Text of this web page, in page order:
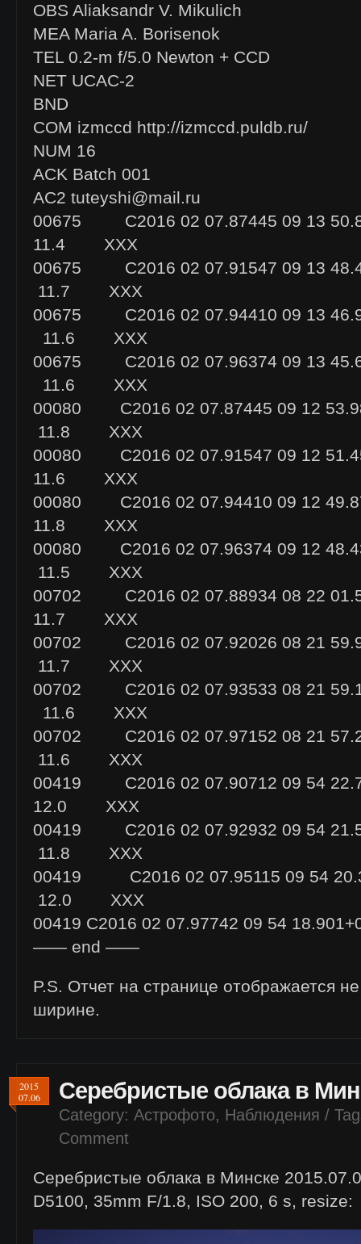
OBS Aliaksandr V. Mikulich
MEA Maria A. Borisenok
TEL 0.2-m f/5.0 Newton + CCD
NET UCAC-2
BND
COM izmccd http://izmccd.puldb.ru/
NUM 16
ACK Batch 001
AC2 tuteyshi@mail.ru
00675 C2016 02 07.87445 09 13
11.4 XXX
00675 C2016 02 07.91547 09 13
11.7 XXX
00675 C2016 02 07.94410 09 13
11.6 XXX
00675 C2016 02 07.96374 09 13
11.6 XXX
00080 C2016 02 07.87445 09 12
11.8 XXX
00080 C2016 02 07.91547 09 12
11.6 XXX
00080 C2016 02 07.94410 09 12
11.8 XXX
00080 C2016 02 07.96374 09 12
11.5 XXX
00702 C2016 02 07.88934 08 22
11.7 XXX
00702 C2016 02 07.92026 08 21
11.7 XXX
00702 C2016 02 07.93533 08 21
11.6 XXX
00702 C2016 02 07.97152 08 21
11.6 XXX
00419 C2016 02 07.90712 09 54
12.0 XXX
00419 C2016 02 07.92932 09 54
11.8 XXX
00419 C2016 02 07.95115 09 54
12.0 XXX
00419 C2016 02 07.97742 09 54
—— end ——
P.S. Отчет на странице отображается
ширине.
2015
07.06
Серебристые облака в
Category: Астрофото, Наблюдения /
Comment
Серебристые облака в Минске
D5100, 35mm F/1.8, ISO 200, 6 s, resize: